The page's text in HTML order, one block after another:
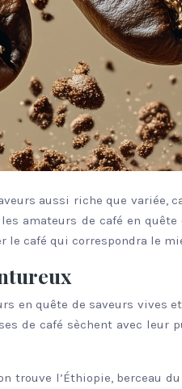
aussi riche que
amateurs de café en
le café qui correspondra le
en quête de saveurs
de café sèchent avec
trouve l’Éthiopie, berceau